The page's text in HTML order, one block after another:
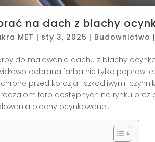
na dach z blachy
MET | sty 3, 2025 | Budownictwo |
do malowania dachu z blachy
dobrana farba nie tylko poprawi
przed korozją i szkodliwymi
farb dostępnych na rynku oraz
blachy ocynkowanej.